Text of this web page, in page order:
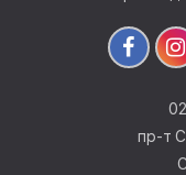
пр-т